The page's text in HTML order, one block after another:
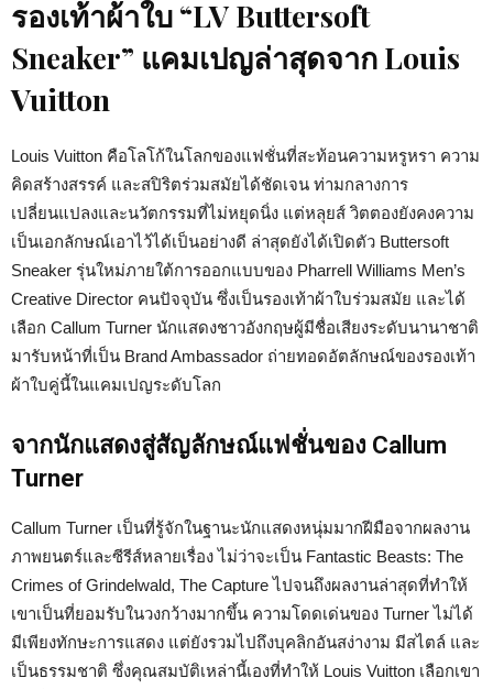
รองเท้าผ้าใบ “LV Buttersoft
Sneaker” แคมเปญล่าสุดจาก Louis
Vuitton
Louis Vuitton คือโลโก้ในโลกของแฟชั่นที่สะท้อนความหรูหรา ความ
คิดสร้างสรรค์ และสปิริตร่วมสมัยได้ชัดเจน ท่ามกลางการ
เปลี่ยนแปลงและนวัตกรรมที่ไม่หยุดนิ่ง แต่หลุยส์ วิตตองยังคงความ
เป็นเอกลักษณ์เอาไว้ได้เป็นอย่างดี ล่าสุดยังได้เปิดตัว Buttersoft
Sneaker รุ่นใหม่ภายใต้การออกแบบของ Pharrell Williams Men’s
Creative Director คนปัจจุบัน ซึ่งเป็นรองเท้าผ้าใบร่วมสมัย และได้
เลือก Callum Turner นักแสดงชาวอังกฤษผู้มีชื่อเสียงระดับนานาชาติ
มารับหน้าที่เป็น Brand Ambassador ถ่ายทอดอัตลักษณ์ของรองเท้า
ผ้าใบคู่นี้ในแคมเปญระดับโลก
จากนักแสดงสู่สัญลักษณ์แฟชั่นของ Callum
Turner
Callum Turner เป็นที่รู้จักในฐานะนักแสดงหนุ่มมากฝีมือจากผลงาน
ภาพยนตร์และซีรีส์หลายเรื่อง ไม่ว่าจะเป็น Fantastic Beasts: The
Crimes of Grindelwald, The Capture ไปจนถึงผลงานล่าสุดที่ทำให้
เขาเป็นที่ยอมรับในวงกว้างมากขึ้น ความโดดเด่นของ Turner ไม่ได้
มีเพียงทักษะการแสดง แต่ยังรวมไปถึงบุคลิกอันสง่างาม มีสไตล์ และ
เป็นธรรมชาติ ซึ่งคุณสมบัติเหล่านี้เองที่ทำให้ Louis Vuitton เลือกเขา